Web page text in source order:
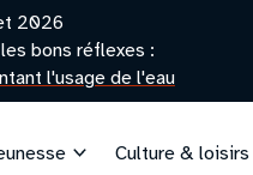
2026
bons réflexes :
l'usage de l'eau
Culture & loisirs